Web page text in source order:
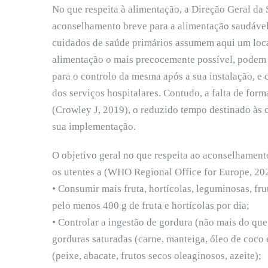
No que respeita à alimentação, a Direção Geral
aconselhamento breve para a alimentação
cuidados de saúde primários assumem aqui um
alimentação o mais precocemente possível,
para o controlo da mesma após a sua instalação,
dos serviços hospitalares. Contudo, a falta de
(Crowley J, 2019), o reduzido tempo destinado às
sua implementação.
O objetivo geral no que respeita ao
os utentes a (WHO Regional Office for Europe,
• Consumir mais fruta, hortícolas, leguminosas,
pelo menos 400 g de fruta e hortícolas por dia;
• Controlar a ingestão de gordura (não mais do
gorduras saturadas (carne, manteiga, óleo de
(peixe, abacate, frutos secos oleaginosos, azeite);